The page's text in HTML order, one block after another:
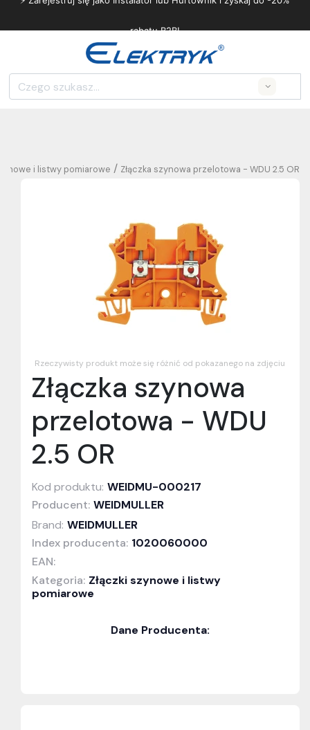
rabatu B2B!
Złączka szynowa przelotowa - WDU 2.5 OR
/
i listwy pomiarowe
Rzeczywisty produkt może się różnić od pokazanego na zdjęciu
Złączka szynowa
przelotowa - WDU
2.5 OR
Kod produktu: WEIDMU-000217
Producent: WEIDMULLER
Brand: WEIDMULLER
Index producenta: 1020060000
EAN:
Kategoria: Złączki szynowe i listwy
pomiarowe
Dane Producenta: